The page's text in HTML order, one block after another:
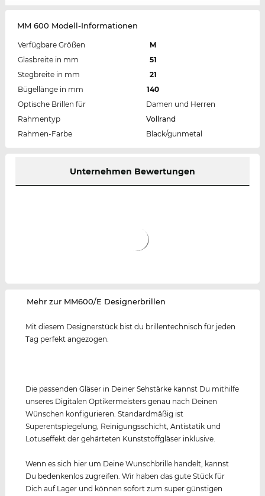
MM 600 Modell-Informationen
Verfügbare Größen
M
Glasbreite in mm
51
Stegbreite in mm
21
Bügellänge in mm
140
Optische Brillen für
Damen und Herren
Rahmentyp
Vollrand
Rahmen-Farbe
Black/gunmetal
Unternehmen Bewertungen
‌Mehr zur MM600/E Designerbrillen
Mit diesem Designerstück bist du brillentechnisch für jeden
Tag perfekt angezogen.
Die passenden Gläser in Deiner Sehstärke kannst Du mithilfe
unseres Digitalen Optikermeisters genau nach Deinen
Wünschen konfigurieren. Standardmäßig ist
Superentspiegelung, Reinigungsschicht, Antistatik und
Lotuseffekt der gehärteten Kunststoffgläser inklusive.
Wenn es sich hier um Deine Wunschbrille handelt, kannst
Du bedenkenlos zugreifen. Wir haben das gute Stück für
Dich auf Lager und können sofort zum super günstigen